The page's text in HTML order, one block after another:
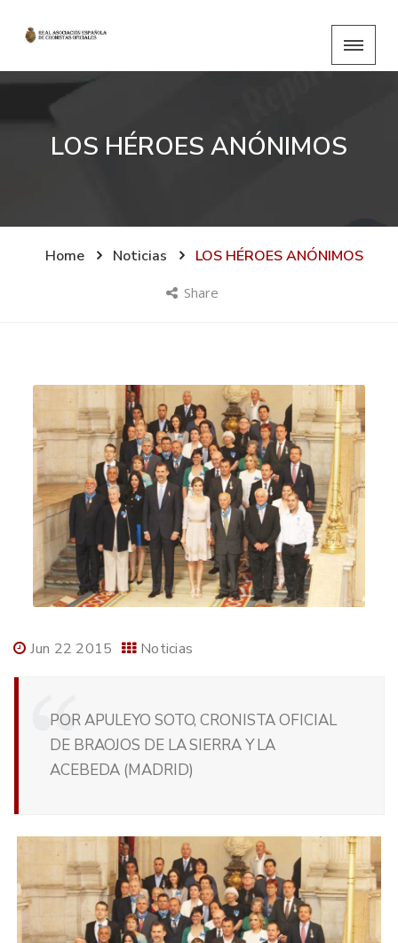
LOS HÉROES ANÓNIMOS
Home Noticias LOS HÉROES ANÓNIMOS
Share
Jun 22 2015 Noticias
POR APULEYO SOTO, CRONISTA OFICIAL
DE BRAOJOS DE LA SIERRA Y LA
ACEBEDA (MADRID)